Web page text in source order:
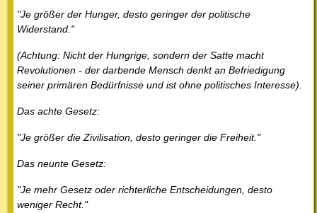
"Je größer der Hunger, desto geringer der politische
Widerstand."
(Achtung: Nicht der Hungrige, sondern der Satte macht
Revolutionen - der darbende Mensch denkt an Befriedigung
seiner primären Bedürfnisse und ist ohne politisches Interesse).
Das achte Gesetz:
"Je größer die Zivilisation, desto geringer die Freiheit."
Das neunte Gesetz:
"Je mehr Gesetz oder richterliche Entscheidungen, desto
weniger Recht."